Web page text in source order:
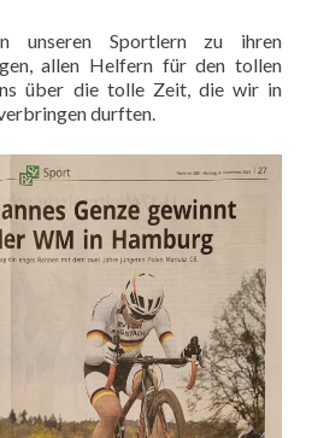
unseren Sportlern zu ihren
allen Helfern für den tollen
über die tolle Zeit, die wir in
durften.